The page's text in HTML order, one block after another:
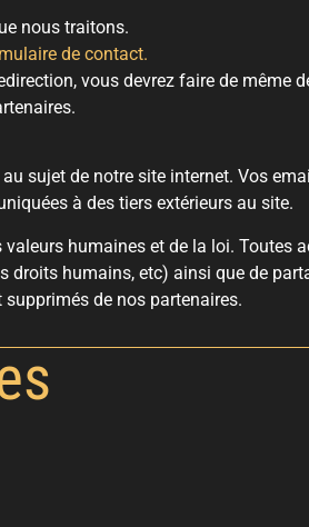
nous traitons.
de contact.
vous devrez faire de même
sujet de notre site internet. Vos
à des tiers extérieurs au site.
humaines et de la loi. Toutes
droits humains, etc) ainsi que de
de nos partenaires.